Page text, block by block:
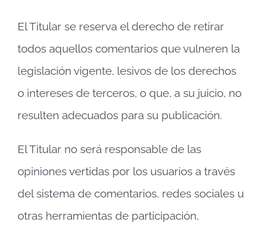
El Titular se reserva el derecho de retirar
todos aquellos comentarios que vulneren la
legislación vigente, lesivos de los derechos
o intereses de terceros, o que, a su juicio, no
resulten adecuados para su publicación.
El Titular no será responsable de las
opiniones vertidas por los usuarios a través
del sistema de comentarios, redes sociales u
otras herramientas de participación,